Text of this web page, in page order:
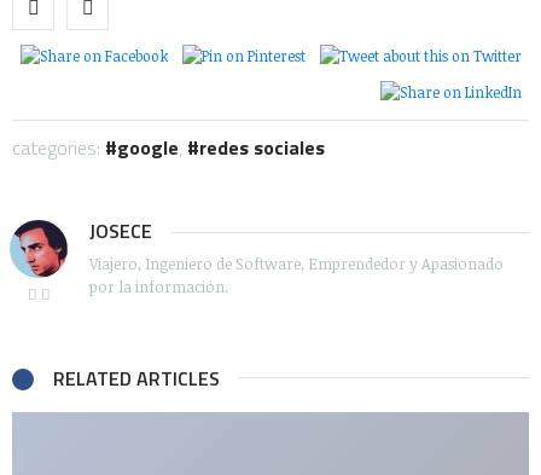
categories: google, redes sociales
JOSECE
Viajero, Ingeniero de Software, Emprendedor y Apasionado
por la información.
RELATED ARTICLES